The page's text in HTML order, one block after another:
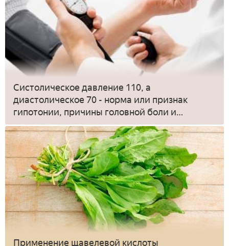
Систолическое давление 110, а
диастолическое 70 - норма или признак
гипотонии, причины головной боли и
тошноты
Применение щавелевой кислоты